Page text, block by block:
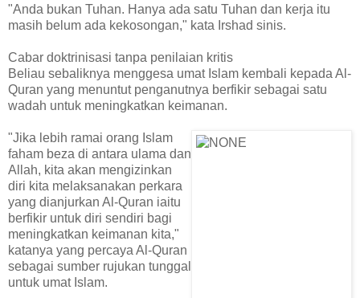
"Anda bukan Tuhan. Hanya ada satu Tuhan dan kerja itu
masih belum ada kekosongan," kata Irshad sinis.
Cabar doktrinisasi tanpa penilaian kritis
Beliau sebaliknya menggesa umat Islam kembali kepada Al-
Quran yang menuntut penganutnya berfikir sebagai satu
wadah untuk meningkatkan keimanan.
"Jika lebih ramai orang Islam
faham beza di antara ulama dan
Allah, kita akan mengizinkan
diri kita melaksanakan perkara
yang dianjurkan Al-Quran iaitu
berfikir untuk diri sendiri bagi
meningkatkan keimanan kita,"
katanya yang percaya Al-Quran
sebagai sumber rujukan tunggal
untuk umat Islam.